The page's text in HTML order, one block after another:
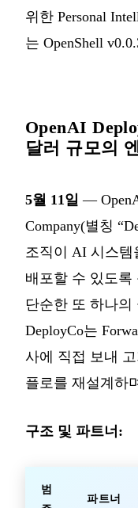
위한 Personal
는 OpenShell
OpenAI
달러 규모의
5월 11일 —
Company(별칭
조직이 AI 시스템
배포할 수 있도록
단순한 또 하나의
DeployCo는
사에 직접 보내
플로를 재설계하
구조 및 파트너:
범
파트너